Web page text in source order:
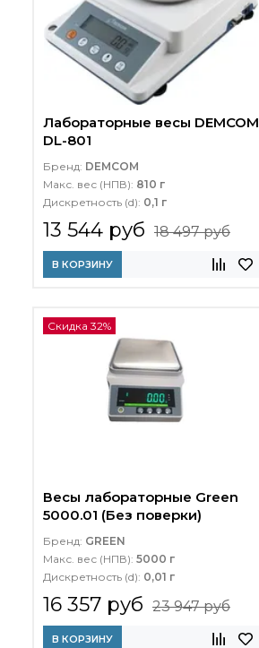
Лабораторные весы DEMCOM
DL-801
Бренд: DEMCOM
Макс. вес (НПВ): 810 г
Дискретность (d): 0,1 г
13 544 руб 18 497 руб
В КОРЗИНУ
Скидка 32%
Весы лабораторные Green
5000.01 (Без поверки)
Бренд: GREEN
Макс. вес (НПВ): 5000 г
Дискретность (d): 0,01 г
16 357 руб 23 947 руб
В КОРЗИНУ